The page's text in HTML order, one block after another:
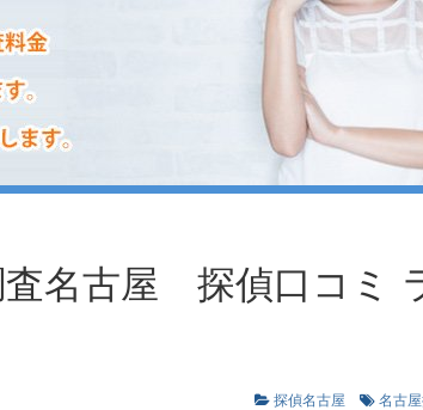
名古屋 探偵口コミ
探偵名古屋 名古